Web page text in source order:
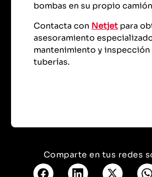
bombas en su propio
Contacta con Netjet para
asesoramiento
mantenimiento y inspección
tuberías.
Comparte en tus redes